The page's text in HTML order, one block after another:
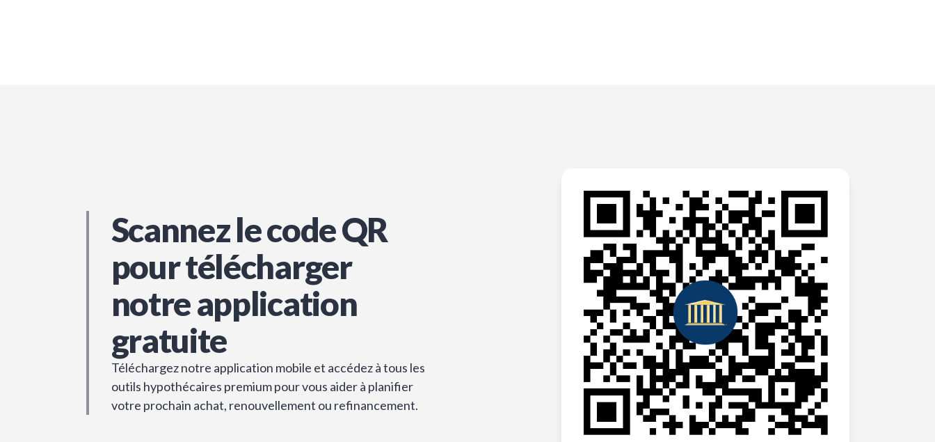
Scannez le code QR
pour télécharger
notre application
gratuite
Téléchargez notre application mobile et accédez à tous les
outils hypothécaires premium pour vous aider à planifier
votre prochain achat, renouvellement ou refinancement.